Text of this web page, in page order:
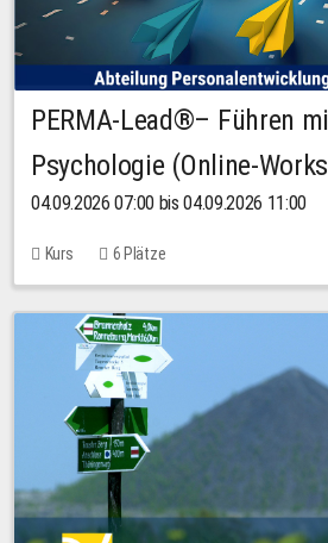
PERMA-Lead®– Führen
Psychologie (Online-
04.09.2026 07:00 bis 04.09.2026 11:00
Kurs 6 Plätze